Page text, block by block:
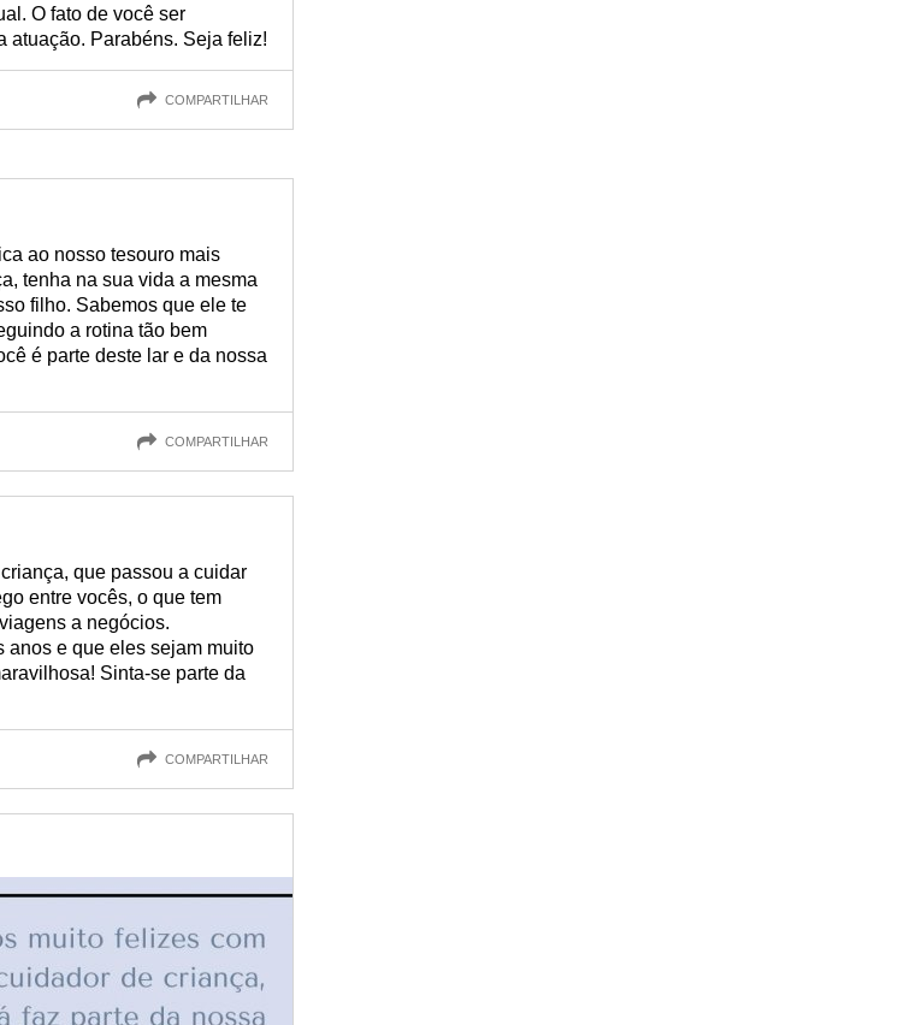
O fato de você ser
atuação. Parabéns. Seja feliz!
COMPARTILHAR
ao nosso tesouro mais
tenha na sua vida a mesma
filho. Sabemos que ele te
a rotina tão bem
é parte deste lar e da nossa
COMPARTILHAR
que passou a cuidar
entre vocês, o que tem
a negócios.
anos e que eles sejam muito
Sinta-se parte da
COMPARTILHAR